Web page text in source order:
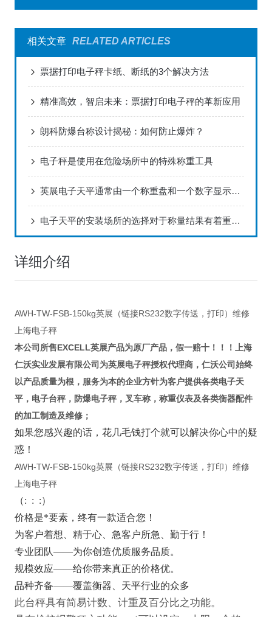
相关文章 RELATED ARTICLES
票据打印电子秤卡纸、断纸的3个解决方法
精准高效，智启未来：票据打印电子秤的革新应用
朗科防爆台称设计揭秘：如何防止爆炸？
电子秤是使用在危险场所中的特殊称重工具
英展电子天平通常由一个称重盘和一个数字显示屏组成
电子天平的安装场所的选择对于称量结果有着重要影响
详细介绍
AWH-TW-FSB-150kg英展（链接RS232数字传送，打印）维修
上海电子秤
本公司所售EXCELL英展产品为原厂产品，假一赔十！！！ 上海
仁沃实业发展有限公司为英展电子秤授权代理商，仁沃公司始终
以产品质量为根，服务为本的企业方针为客户提供各类电子天
平，电子台秤，防爆电子秤，叉车称，称重仪表及各类衡器配件
的加工制造及维修；
如果您感兴趣的话，花几毛钱打个就可以解决你心中的疑
惑！
AWH-TW-FSB-150kg英展（链接RS232数字传送，打印）维修
上海电子秤
（: : :）
价格是*要素，终有一款适合您！
为客户着想、精于心、急客户所急、勤于行！
专业团队——为你创造优质服务品质。
规模效应——给你带来真正的价格优。
品种齐备——覆盖衡器、天平行业的众多
此台秤具有简易计数、计重及百分比之功能。